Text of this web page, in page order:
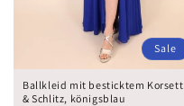
Sale
Ballkleid mit besticktem Korsett
& Schlitz, königsblau